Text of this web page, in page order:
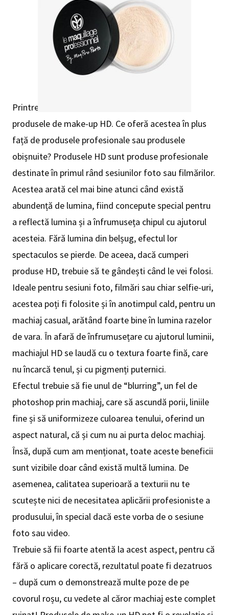
Printre cele mai la modă la ora actuală sunt
produsele de make-up HD. Ce oferă acestea în plus
față de produsele profesionale sau produsele
obișnuite? Produsele HD sunt produse profesionale
destinate în primul rând sesiunilor foto sau filmărilor.
Acestea arată cel mai bine atunci când există
abundență de lumina, fiind concepute special pentru
a reflectă lumina și a înfrumuseța chipul cu ajutorul
acesteia. Fără lumina din belșug, efectul lor
spectaculos se pierde. De aceea, dacă cumperi
produse HD, trebuie să te gândești când le vei folosi.
Ideale pentru sesiuni foto, filmări sau chiar selfie-uri,
acestea poți fi folosite și în anotimpul cald, pentru un
machiaj casual, arătând foarte bine în lumina razelor
de vara. În afară de înfrumusețare cu ajutorul luminii,
machiajul HD se laudă cu o textura foarte fină, care
nu încarcă tenul, și cu pigmenți puternici.
Efectul trebuie să fie unul de “blurring”, un fel de
photoshop prin machiaj, care să ascundă porii, liniile
fine și să uniformizeze culoarea tenului, oferind un
aspect natural, că și cum nu ai purta deloc machiaj.
Însă, după cum am menționat, toate aceste beneficii
sunt vizibile doar când există multă lumina. De
asemenea, calitatea superioară a texturii nu te
scutește nici de necesitatea aplicării profesioniste a
produsului, în special dacă este vorba de o sesiune
foto sau video.
Trebuie să fii foarte atentă la acest aspect, pentru că
fără o aplicare corectă, rezultatul poate fi dezatruos
– după cum o demonstrează multe poze de pe
covorul roșu, cu vedete al căror machiaj este complet